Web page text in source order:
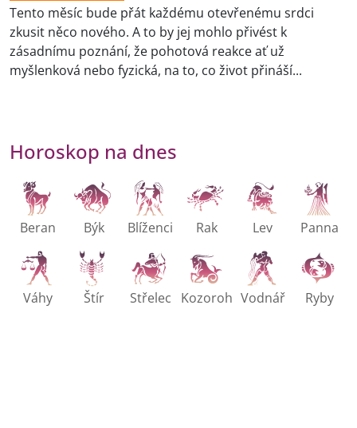
Tento měsíc bude přát každému otevřenému srdci
zkusit něco nového. A to by jej mohlo přivést k
zásadnímu poznání, že pohotová reakce ať už
myšlenková nebo fyzická, na to, co život přináší...
Horoskop na dnes
Beran Býk Blíženci Rak Lev Panna
Váhy Štír Střelec Kozoroh Vodnář Ryby